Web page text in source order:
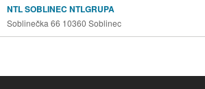
NTL SOBLINEC NTLGRUPA
Soblinečka 66 10360 Soblinec